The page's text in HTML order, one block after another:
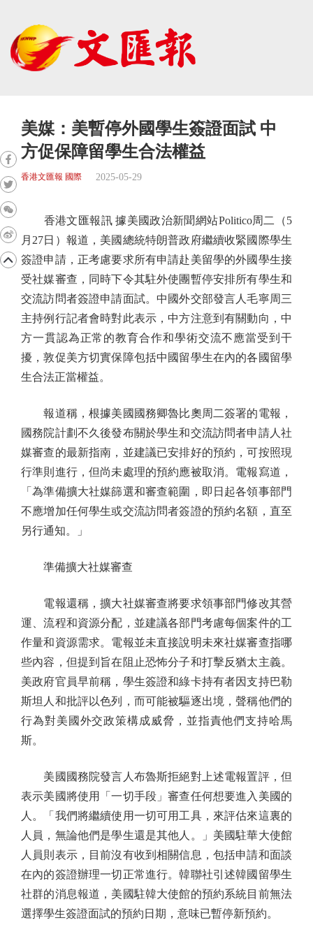
美媒：美暫停外國學生簽證面試 中
方促保障留學生合法權益
香港文匯報 國際 2025-05-29
香港文匯報訊 據美國政治新聞網站Politico周二（5
月27日）報道，美國總統特朗普政府繼續收緊國際學生
簽證申請，正考慮要求所有申請赴美留學的外國學生接
受社媒審查，同時下令其駐外使團暫停安排所有學生和
交流訪問者簽證申請面試。中國外交部發言人毛寧周三
主持例行記者會時對此表示，中方注意到有關動向，中
方一貫認為正常的教育合作和學術交流不應當受到干
擾，敦促美方切實保障包括中國留學生在內的各國留學
生合法正當權益。
報道稱，根據美國國務卿魯比奧周二簽署的電報，
國務院計劃不久後發布關於學生和交流訪問者申請人社
媒審查的最新指南，並建議已安排好的預約，可按照現
行準則進行，但尚未處理的預約應被取消。電報寫道，
「為準備擴大社媒篩選和審查範圍，即日起各領事部門
不應增加任何學生或交流訪問者簽證的預約名額，直至
另行通知。」
準備擴大社媒審查
電報還稱，擴大社媒審查將要求領事部門修改其營
運、流程和資源分配，並建議各部門考慮每個案件的工
作量和資源需求。電報並未直接說明未來社媒審查指哪
些內容，但提到旨在阻止恐怖分子和打擊反猶太主義。
美政府官員早前稱，學生簽證和綠卡持有者因支持巴勒
斯坦人和批評以色列，而可能被驅逐出境，聲稱他們的
行為對美國外交政策構成威脅，並指責他們支持哈馬
斯。
美國國務院發言人布魯斯拒絕對上述電報置評，但
表示美國將使用「一切手段」審查任何想要進入美國的
人。「我們將繼續使用一切可用工具，來評估來這裏的
人員，無論他們是學生還是其他人。」美國駐華大使館
人員則表示，目前沒有收到相關信息，包括申請和面談
在內的簽證辦理一切正常進行。韓聯社引述韓國留學生
社群的消息報道，美國駐韓大使館的預約系統目前無法
選擇學生簽證面試的預約日期，意味已暫停新預約。